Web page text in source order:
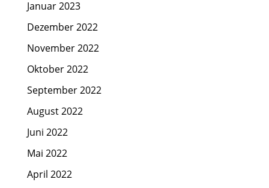
Januar 2023
Dezember 2022
November 2022
Oktober 2022
September 2022
August 2022
Juni 2022
Mai 2022
April 2022